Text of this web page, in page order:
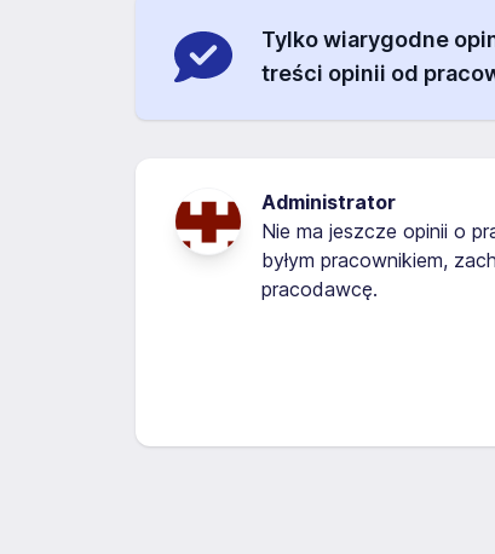
Tylko wiarygodne
treści opinii od
Administrator
Nie ma jeszcze opinii o
byłym pracownikiem,
pracodawcę.